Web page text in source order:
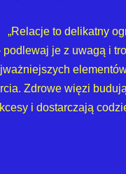
„Relacje to delikatny
podlewaj je z uwagą i
Zdrowe więzi
i dostarczają